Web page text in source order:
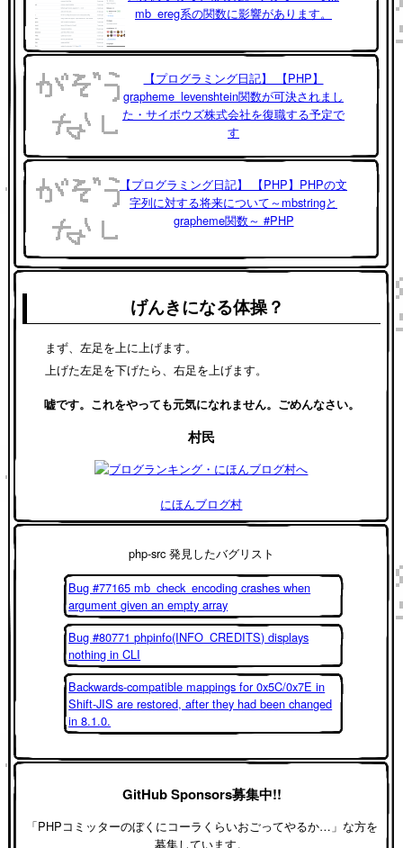
mb_ereg系の関数に影響があります。
【プログラミング日記】 【PHP】
grapheme_levenshtein関数が可決されまし
た・サイボウズ株式会社を復職する予定で
す
【プログラミング日記】 【PHP】PHPの文
字列に対する将来について～mbstringと
grapheme関数～ #PHP
げんきになる体操？
まず、左足を上に上げます。
上げた左足を下げたら、右足を上げます。
嘘です。これをやっても元気になれません。ごめんなさい。
村民
にほんブログ村
php-src 発見したバグリスト
Bug #77165 mb_check_encoding crashes when
argument given an empty array
Bug #80771 phpinfo(INFO_CREDITS) displays
nothing in CLI
Backwards-compatible mappings for 0x5C/0x7E in
Shift-JIS are restored, after they had been changed
in 8.1.0.
GitHub Sponsors募集中!!
「PHPコミッターのぼくにコーラくらいおごってやるか…」な方を
募集しています。